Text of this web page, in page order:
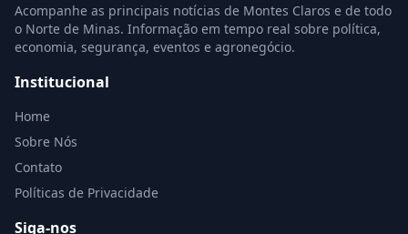
Acompanhe as principais notícias de Montes Claros e de todo
o Norte de Minas. Informação em tempo real sobre política,
economia, segurança, eventos e agronegócio.
Institucional
Home
Sobre Nós
Contato
Políticas de Privacidade
Siga-nos